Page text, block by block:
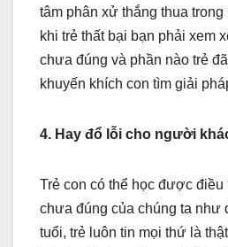
tâm phân xử thắng thua
khi trẻ thất bại bạn phải xem
chưa đúng và phần nào trẻ
khuyến khích con tìm giải
4. Hay đổ lỗi cho người
Trẻ con có thể học được điều
chưa đúng của chúng ta như
tuổi, trẻ luôn tin mọi thứ là